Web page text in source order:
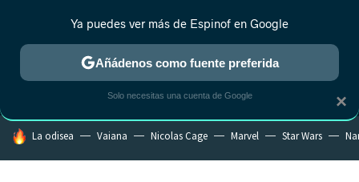
MENÚ NUEVO
ESTRENOS REALITY ANIME RANKINGS CINE
HOY SE HABLA DE
La odisea Vaiana Nicolas Cage Marvel Star Wars
×
Ya puedes ver más de Espinof en Google
Añádenos como fuente preferida
Solo necesitas una cuenta de Google